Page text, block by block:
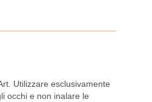
Utilizzare esclusivamente
occhi e non inalare le